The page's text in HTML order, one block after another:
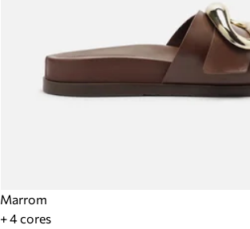
Marrom
+ 4 cores